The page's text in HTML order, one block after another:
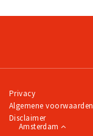
Privacy
Algemene voorwaarden
Disclaimer
Amsterdam